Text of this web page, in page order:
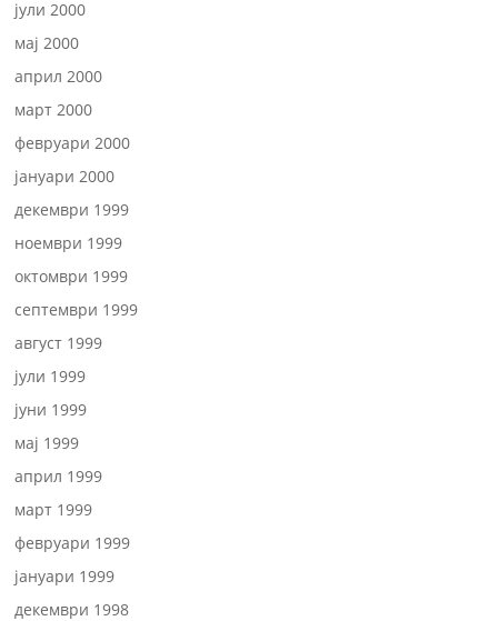
јули 2000
мај 2000
април 2000
март 2000
февруари 2000
јануари 2000
декември 1999
ноември 1999
октомври 1999
септември 1999
август 1999
јули 1999
јуни 1999
мај 1999
април 1999
март 1999
февруари 1999
јануари 1999
декември 1998